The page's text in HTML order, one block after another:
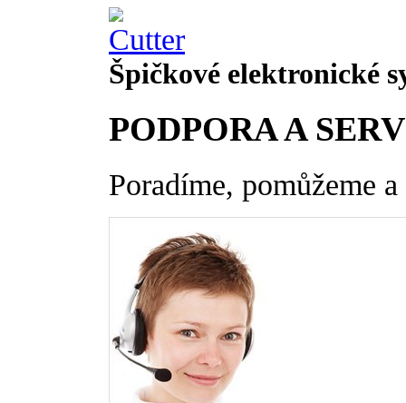
Špičkové elektronické
PODPORA A
Poradíme, pomůžeme